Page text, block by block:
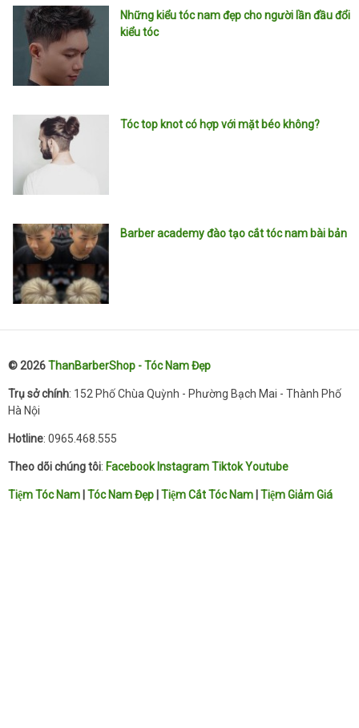
Những kiểu tóc nam đẹp cho người lần đầu đổi
kiểu tóc
Tóc top knot có hợp với mặt béo không?
Barber academy đào tạo cắt tóc nam bài bản
© 2026ThanBarberShop - Tóc Nam Đẹp
Trụ sở chính: 152 Phố Chùa Quỳnh - Phường Bạch Mai - Thành Phố
Hà Nội
Hotline: 0965.468.555
Theo dõi chúng tôi: Facebook InstagramTiktokYoutube
Tiệm Tóc Nam Tóc Nam Đẹp Tiệm Cắt Tóc Nam Tiệm Giảm Giá